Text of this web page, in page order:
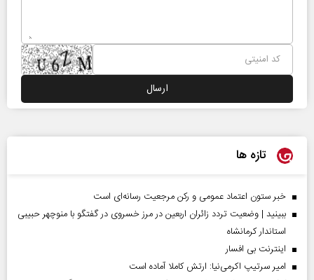
تازه ها
خبر ستون اعتماد عمومی و رکن مرجعیت رسانه‌ای است
ببینید | وضعیت تردد زائران اربعین در مرز خسروی در گفتگو با منوچهر حبیبی
استاندار کرمانشاه
اینترنت بی افسار
امیر سرتیپ اکرمی‌نیا: ارتش کاملا آماده است